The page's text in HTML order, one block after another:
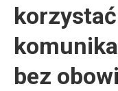
bez